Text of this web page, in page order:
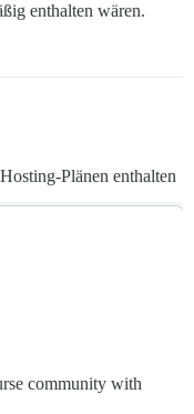
enthalten wären.
Plänen enthalten
community with